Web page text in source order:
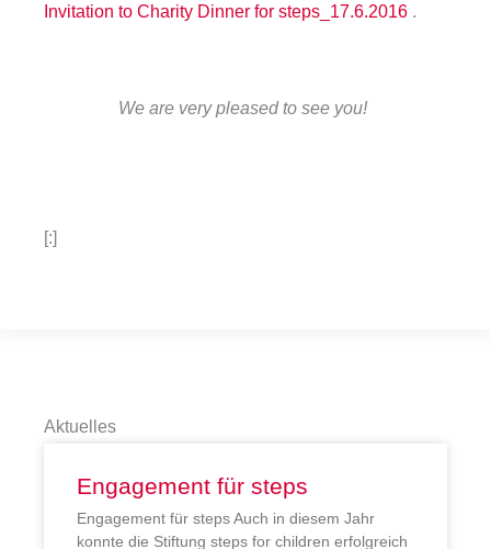
Invitation to Charity Dinner for steps_17.6.2016 .
We are very pleased to see you!
[:]
Aktuelles
Engagement für steps
Engagement für steps Auch in diesem Jahr
konnte die Stiftung steps for children erfolgreich